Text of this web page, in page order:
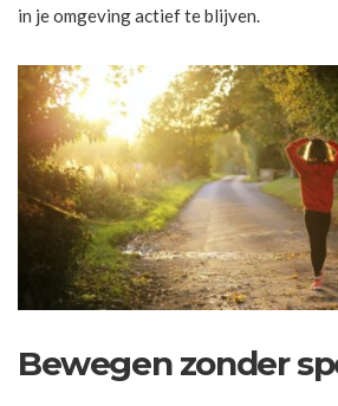
in je omgeving actief te blijven.
Bewegen zonder